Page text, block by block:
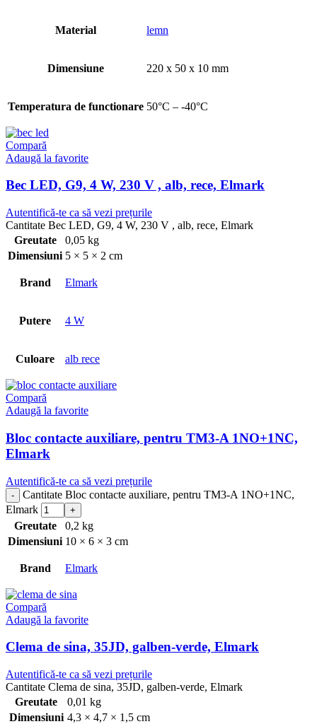
Material lemn
Dimensiune 220 x 50 x 10 mm
Temperatura de functionare 50°C – -40°C
Compară
Adaugă la favorite
Bec LED, G9, 4 W, 230 V , alb, rece, Elmark
Autentifică-te ca să vezi prețurile
Cantitate Bec LED, G9, 4 W, 230 V , alb, rece, Elmark
Greutate
0,05 kg
Dimensiuni 5 × 5 × 2 cm
Brand Elmark
Putere 4 W
Culoare alb rece
Compară
Adaugă la favorite
Bloc contacte auxiliare, pentru TM3-A 1NO+1NC,
Elmark
Autentifică-te ca să vezi prețurile
Cantitate Bloc contacte auxiliare, pentru TM3-A 1NO+1NC,
Elmark
Greutate
0,2 kg
Dimensiuni 10 × 6 × 3 cm
Brand Elmark
Compară
Adaugă la favorite
Clema de sina, 35JD, galben-verde, Elmark
Autentifică-te ca să vezi prețurile
Cantitate Clema de sina, 35JD, galben-verde, Elmark
Greutate
0,01 kg
Dimensiuni 4,3 × 4,7 × 1,5 cm